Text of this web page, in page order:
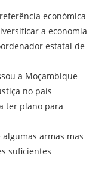
económica
a economia
estatal de
a Moçambique
no país
ter plano para
armas mas
suficientes